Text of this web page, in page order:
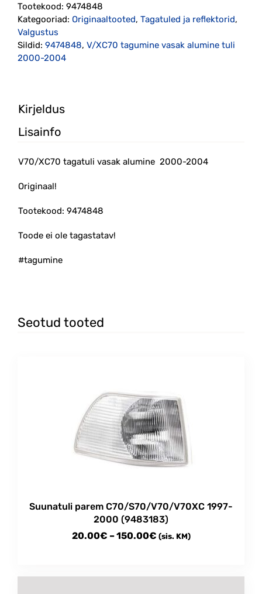
2000-
2004
originaal
(9474848)
kogus
Tootekood: 9474848
Kategooriad: Originaaltooted, Tagatuled ja reflektorid,
Valgustus
Sildid: 9474848, V/XC70 tagumine vasak alumine tuli
2000-2004
Kirjeldus
Lisainfo
V70/XC70 tagatuli vasak alumine 2000-2004
Originaal!
Tootekood: 9474848
Toode ei ole tagastatav!
#tagumine
Seotud tooted
Suunatuli parem C70/S70/V70/V70XC 1997-
2000 (9483183)
20.00€ –150.00€Price
(sis. KM)